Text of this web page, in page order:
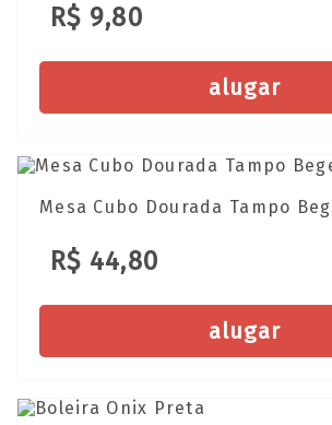
R$ 9,80
alugar
Mesa Cubo Dourada Tampo
R$ 44,80
alugar